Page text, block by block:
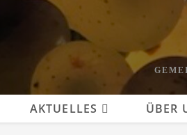
AKTUELLES ÜBER